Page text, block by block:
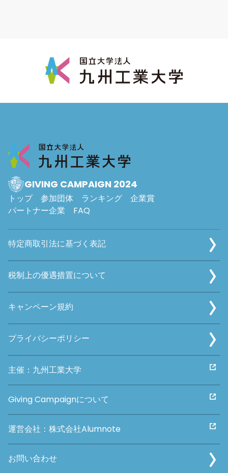
GIVING CAMPAIGN 2024
トップ 参加団体 ランキング
企業賞
パートナー企業
FAQ
特定商取引法に基づく表記
税制上の優遇措置について
キャンペーン規約
プライバシーポリシー
主催：九州工業大学
Giving Campaignについて
運営会社：株式会社Alumnote
お問い合わせ